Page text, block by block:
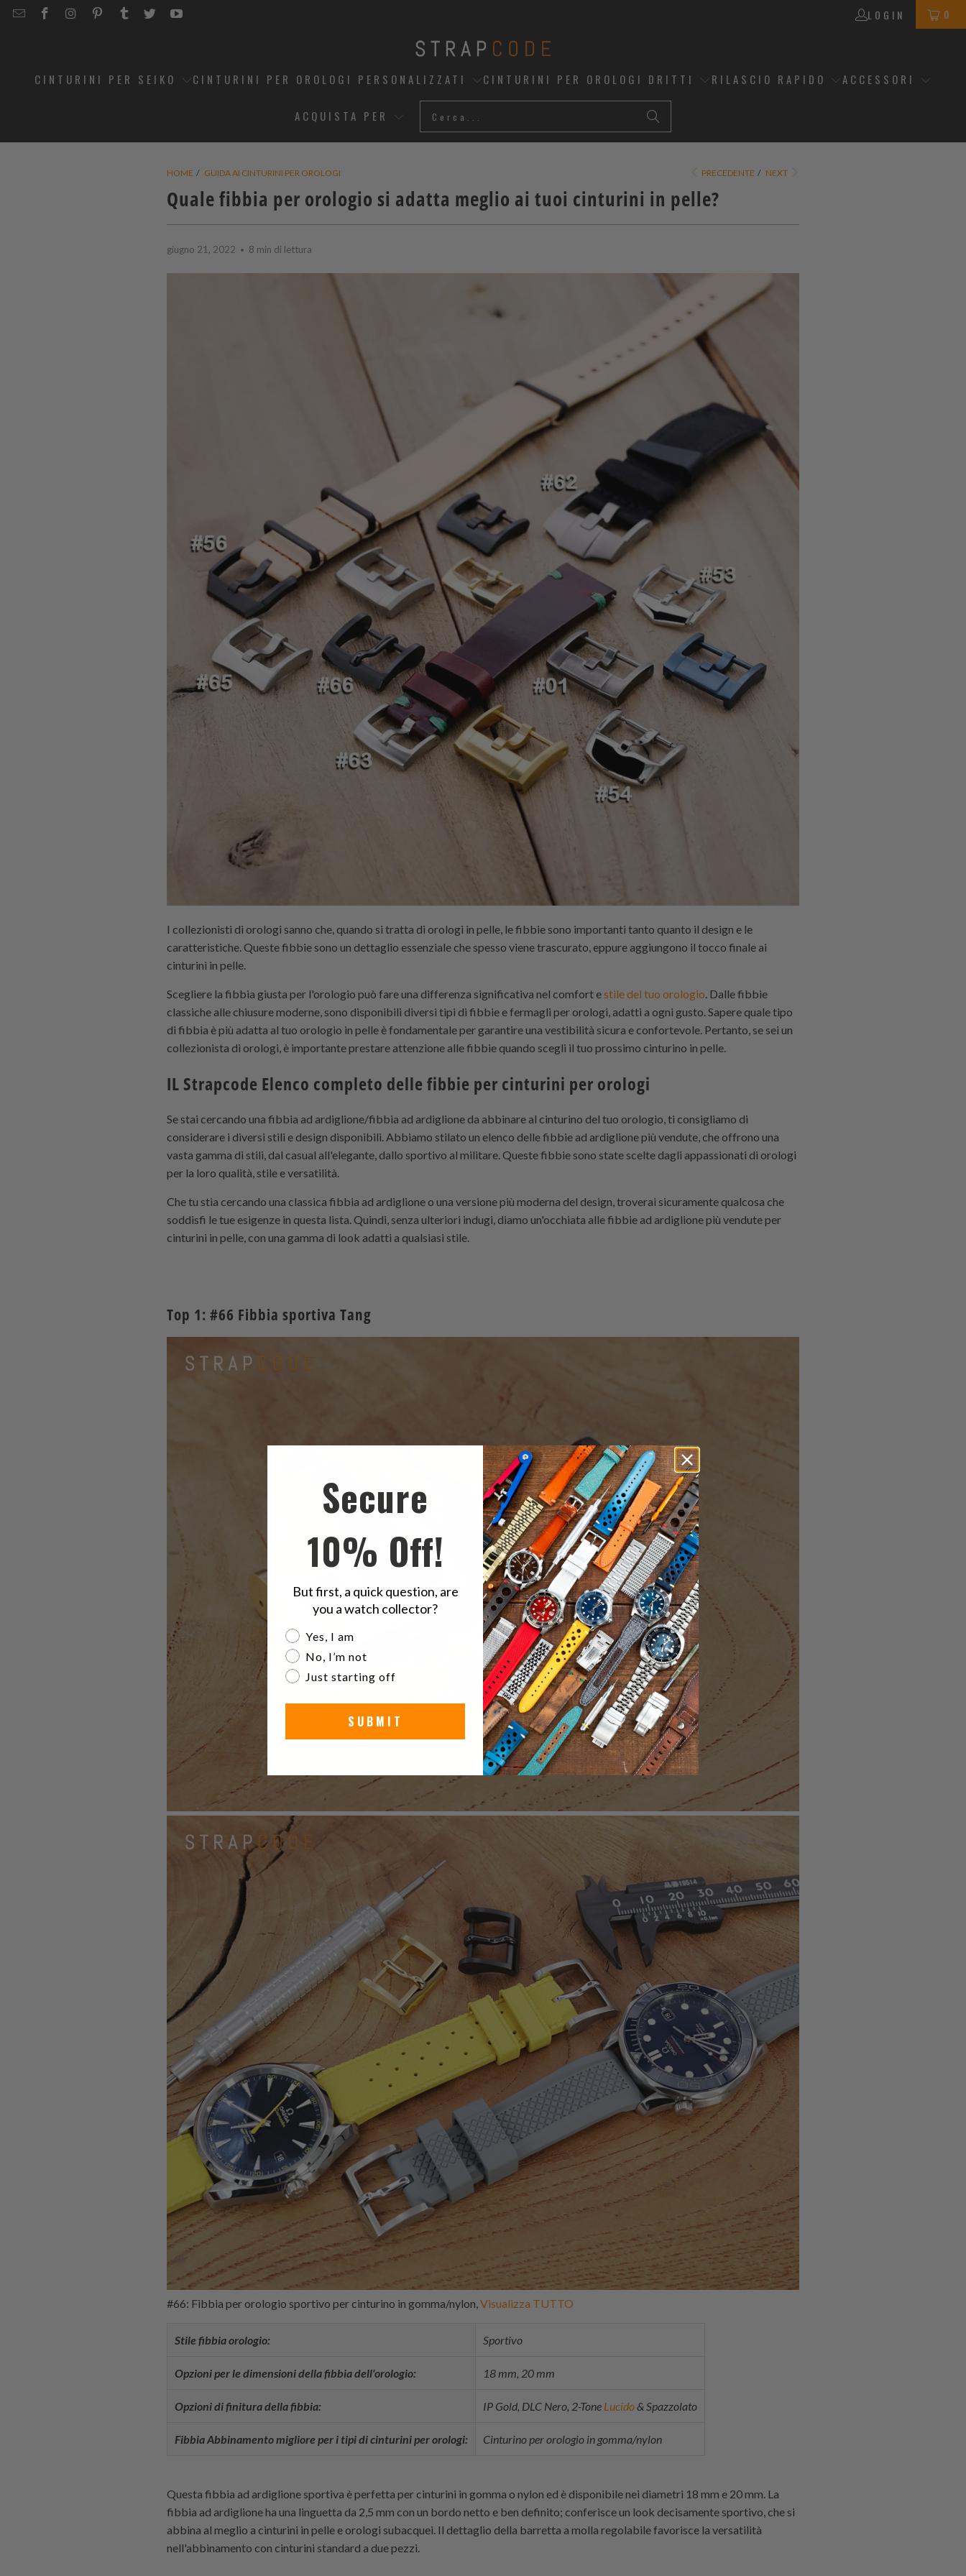
EMAILSTRAPCODE
STRAPCODE
STRAPCODE
STRAPCODE
STRAPCODE
STRAPCODE
LOGIN 0
CINTURINI PER SEIKO CINTURINI PER OROLOGI PERSONALIZZATI CINTURINI PER OROLOGI DRITTI RILASCIO RAPIDO ACCESSORI
ACQUISTA PER
HOME / GUIDA AI CINTURINI PER OROLOGI PRECEDENTE / NEXT
Quale fibbia per orologio si adatta meglio ai tuoi cinturini in pelle?
giugno 21, 2022 8 min di lettura
I collezionisti di orologi sanno che, quando si tratta di orologi in pelle, le fibbie sono importanti tanto quanto il design e le
caratteristiche. Queste fibbie sono un dettaglio essenziale che spesso viene trascurato, eppure aggiungono il tocco finale ai
cinturini in pelle.
Scegliere la fibbia giusta per l'orologio può fare una differenza significativa nel comfort estile del tuo orologio . Dalle fibbie
classiche alle chiusure moderne, sono disponibili diversi tipi di fibbie e fermagli per orologi, adatti a ogni gusto. Sapere quale tipo
di fibbia è più adatta al tuo orologio in pelle è fondamentale per garantire una vestibilità sicura e confortevole. Pertanto, se sei un
collezionista di orologi, è importante prestare attenzione alle fibbie quando scegli il tuo prossimo cinturino in pelle.
IL Strapcode Elenco completo delle fibbie per cinturini per orologi
Se stai cercando una fibbia ad ardiglione/fibbia ad ardiglione da abbinare al cinturino del tuo orologio, ti consigliamo di
considerare i diversi stili e design disponibili. Abbiamo stilato un elenco delle fibbie ad ardiglione più vendute, che offrono una
vasta gamma di stili, dal casual all'elegante, dallo sportivo al militare. Queste fibbie sono state scelte dagli appassionati di orologi
per la loro qualità, stile e versatilità.
Che tu stia cercando una classica fibbia ad ardiglione o una versione più moderna del design, troverai sicuramente qualcosa che
soddisfi le tue esigenze in questa lista. Quindi, senza ulteriori indugi, diamo un'occhiata alle fibbie ad ardiglione più vendute per
cinturini in pelle, con una gamma di look adatti a qualsiasi stile.
Top 1: #66 Fibbia sportiva Tang
#66: Fibbia per orologio sportivo per cinturino in gomma/nylon, Visualizza TUTTO
Stile fibbia orologio: Sportivo
Opzioni per le dimensioni della fibbia dell'orologio: 18 mm, 20 mm
Opzioni di finitura della fibbia: IP Gold, DLC Nero, 2-Tone Lucido& Spazzolato
Fibbia Abbinamento migliore per i tipi di cinturini per orologi: Cinturino per orologio in gomma/nylon
Questa fibbia ad ardiglione sportiva è perfetta per cinturini in gomma o nylon ed è disponibile nei diametri 18 mm e 20 mm. La
fibbia ad ardiglione ha una linguetta da 2,5 mm con un bordo netto e ben definito; conferisce un look decisamente sportivo, che si
abbina al meglio a cinturini in pelle e orologi subacquei. Il dettaglio della barretta a molla regolabile favorisce la versatilità
nell'abbinamento con cinturini standard a due pezzi.
Secure
10% Off!
But first, a quick question, are
you a watch collector?
Are you a watch collector?
Yes, I am
No, I’m not
Just starting off
SUBMIT